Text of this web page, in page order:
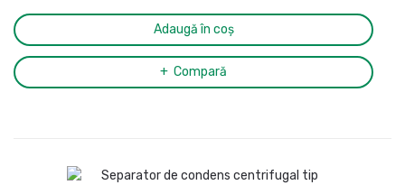
Adaugă în coș
Compară